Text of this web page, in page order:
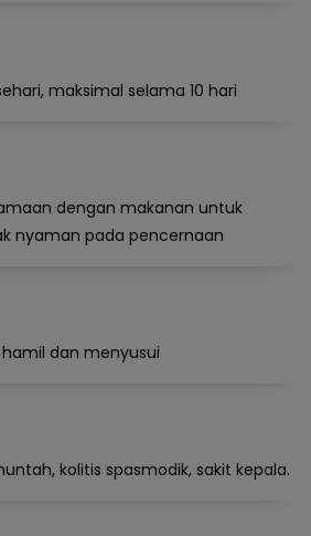
maksimal selama 10 hari
dengan makanan untuk
nyaman pada pencernaan
dan menyusui
kolitis spasmodik, sakit kepala.